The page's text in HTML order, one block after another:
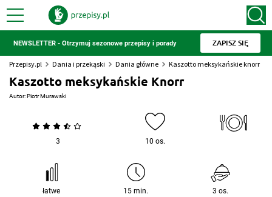
NEWSLETTER - Otrzymuj sezonowe przepisy i porady ZAPISZ SIĘ
Przepisy.pl Dania i przekąski Dania główne Kaszotto meksykańskie knorr
Kaszotto meksykańskie Knorr
Autor:Piotr Murawski
3 10 os.
łatwe 15 min. 3 os.